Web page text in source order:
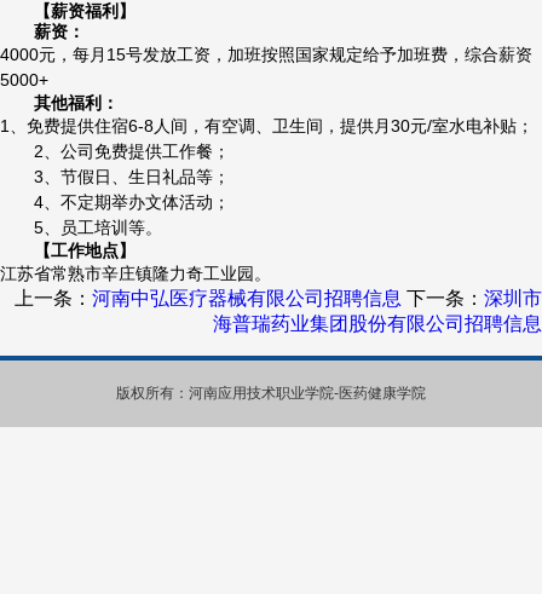
【薪资福利】
薪资：
4000元，每月15号发放工资，加班按照国家规定给予加班费，综合薪资
5000+
其他福利：
1、免费提供住宿6-8人间，有空调、卫生间，提供月30元/室水电补贴；
2、公司免费提供工作餐；
3、节假日、生日礼品等；
4、不定期举办文体活动；
5、员工培训等。
【工作地点】
江苏省常熟市辛庄镇隆力奇工业园。
上一条： 河南中弘医疗器械有限公司招聘信息 下一条： 深圳市
海普瑞药业集团股份有限公司招聘信息
版权所有：河南应用技术职业学院-医药健康学院